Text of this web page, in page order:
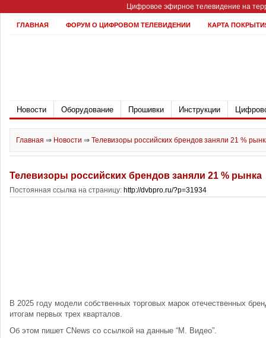
Цифровое эфирное телевидение на
ГЛАВНАЯ ФОРУМ О ЦИФРОВОМ ТЕЛЕВИДЕНИИ КАРТА
Новости Оборудование Прошивки Инструкции
Главная ⇒ Новости ⇒ Телевизоры российских брендов заняли 21 %
Телевизоры российских брендов заняли 21 % рынка
Постоянная ссылка на страницу: http://dvbpro.ru/?p=31934
В 2025 году модели собственных торговых марок отечественных
итогам первых трех кварталов.
Об этом пишет CNews со ссылкой на данные “М. Видео”.